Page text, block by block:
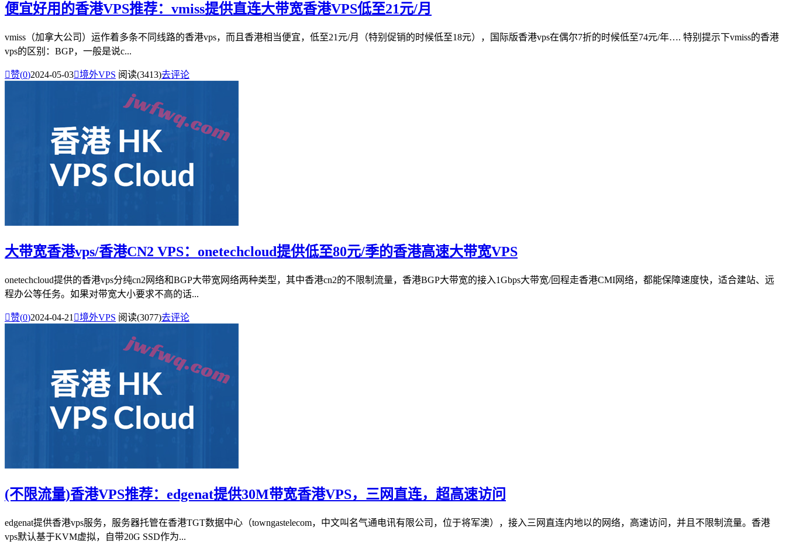
便宜好用的香港VPS推荐：vmiss提供直连大带宽香港VPS低至21元/月
vmiss（加拿大公司）运作着多条不同线路的香港vps，而且香港相当便宜，低至21元/月（特别促销的时候低至18元），国际版香港vps在偶尔7折的时候低至74元/年…. 特别提示下vmiss的香港
vps的区别：BGP，一般是说c...
赞(0)2024-05-03境外VPS 阅读(3413)去评论
大带宽香港vps/香港CN2 VPS：onetechcloud提供低至80元/季的香港高速大带宽VPS
onetechcloud提供的香港vps分纯cn2网络和BGP大带宽网络两种类型，其中香港cn2的不限制流量，香港BGP大带宽的接入1Gbps大带宽/回程走香港CMI网络，都能保障速度快，适合建站、远
程办公等任务。如果对带宽大小要求不高的话...
赞(0)2024-04-21 境外VPS 阅读(3077)去评论
(不限流量)香港VPS推荐：edgenat提供30M带宽香港VPS，三网直连，超高速访问
edgenat提供香港vps服务，服务器托管在香港TGT数据中心（towngastelecom，中文叫名气通电讯有限公司，位于将军澳），接入三网直连内地以的网络，高速访问，并且不限制流量。香港
vps默认基于KVM虚拟，自带20G SSD作为...